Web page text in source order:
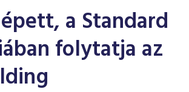
indexek
indexek
szekció
vállalati kötvény tőzsdei bevezetését
egyszerűen
a Standard
folytatja az